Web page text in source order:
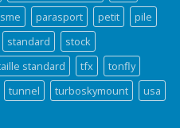
parasport petit
pile
standard
stock
standard tfx
tonfly
tunnel turboskymount
usa